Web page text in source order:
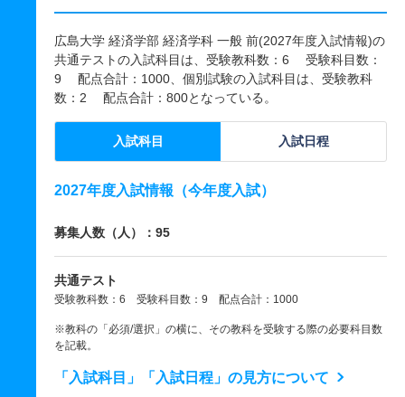
広島大学 経済学部 経済学科 一般 前(2027年度入試情報)の
共通テストの入試科目は、受験教科数：6 受験科目数：
9 配点合計：1000、個別試験の入試科目は、受験教科
数：2 配点合計：800となっている。
入試科目 入試日程
2027年度入試情報（今年度入試）
募集人数（人）：95
共通テスト
受験教科数：6 受験科目数：9 配点合計：1000
※教科の「必須/選択」の横に、その教科を受験する際の必要科目数
を記載。
「入試科目」「入試日程」の見方について